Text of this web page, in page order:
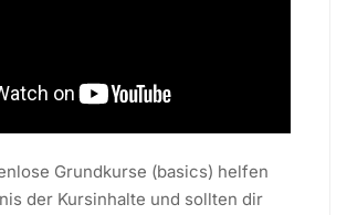
Grundkurse (basics) helfen
der Kursinhalte und sollten dir